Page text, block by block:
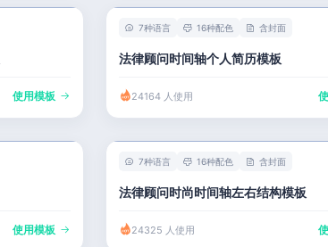
使用模板
7种语言 16种配色 含封面
法律顾问时间轴个人简历模板
24164 人使用
使用模板
7种语言 16种配色 含封面
法律顾问时尚时间轴左右结构模板
24325 人使用